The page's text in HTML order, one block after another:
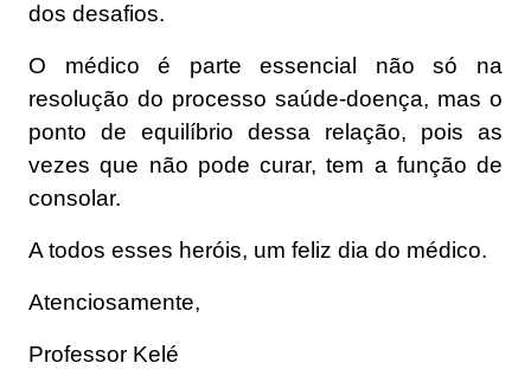
dos desafios.
O médico é parte essencial não só na
resolução do processo saúde-doença, mas o
ponto de equilíbrio dessa relação, pois as
vezes que não pode curar, tem a função de
consolar.
A todos esses heróis, um feliz dia do médico.
Atenciosamente,
Professor Kelé